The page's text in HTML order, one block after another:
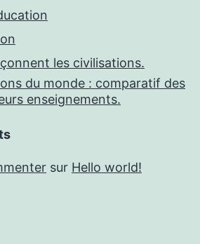
les civilisations.
du monde : comparatif des
enseignements.
sur Hello world!